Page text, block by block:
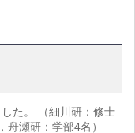
た。 （細川研：修士
瀬研：学部4名）